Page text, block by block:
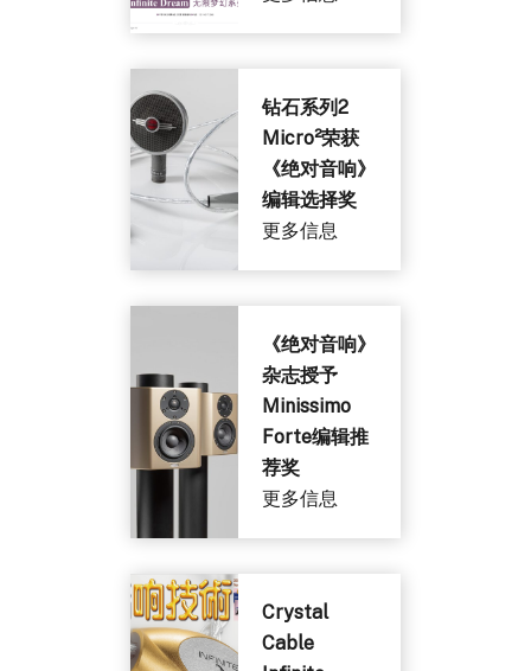
钻石系列2
Micro²荣获
《绝对音响》
编辑选择奖
更多信息
《绝对音响》
杂志授予
Minissimo
Forte编辑推
荐奖
更多信息
Crystal
Cable